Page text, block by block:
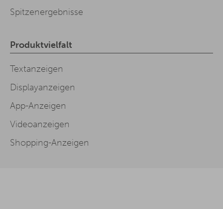
Spitzenergebnisse
Produktvielfalt
Textanzeigen
Displayanzeigen
App-Anzeigen
Videoanzeigen
Shopping-Anzeigen